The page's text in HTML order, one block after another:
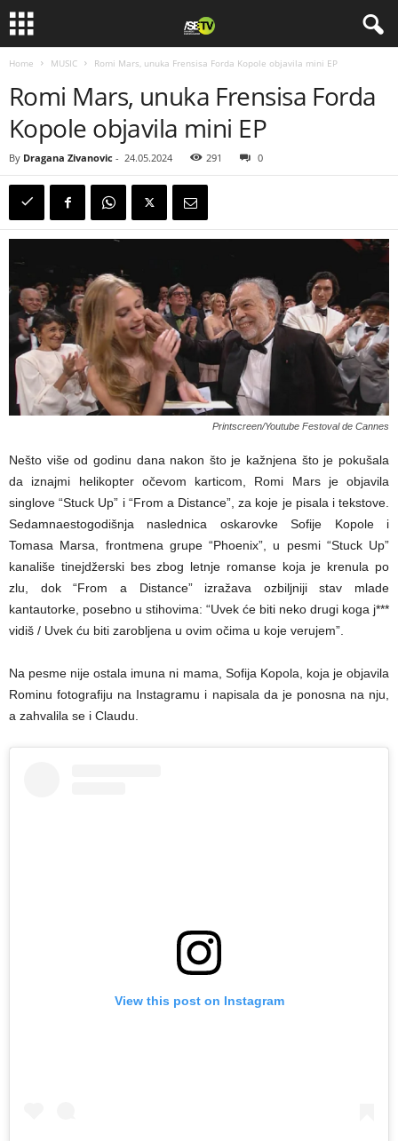
Home MUSIC Romi Mars, unuka Frensisa Forda Kopole objavila mini EP
Romi Mars, unuka Frensisa Forda
Kopole objavila mini EP
By Dragana Zivanovic - 24.05.2024 291 0
Printscreen/Youtube Festoval de Cannes
Nešto više od godinu dana nakon što je kažnjena što je pokušala
da iznajmi helikopter očevom karticom, Romi Mars je objavila
singlove “Stuck Up” i “From a Distance”, za koje je pisala i tekstove.
Sedamnaestogodišnja naslednica oskarovke Sofije Kopole i
Tomasa Marsa, frontmena grupe “Phoenix”, u pesmi “Stuck Up”
kanališe tinejdžerski bes zbog letnje romanse koja je krenula po
zlu, dok “From a Distance” izražava ozbiljniji stav mlade
kantautorke, posebno u stihovima: “Uvek će biti neko drugi koga j***
vidiš / Uvek ću biti zarobljena u ovim očima u koje verujem”.
Na pesme nije ostala imuna ni mama, Sofija Kopola, koja je objavila
Rominu fotografiju na Instagramu i napisala da je ponosna na nju,
a zahvalila se i Claudu.
View this post on Instagram